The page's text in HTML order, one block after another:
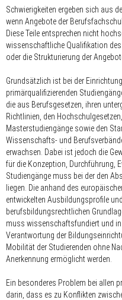
Schwierigkeiten ergeben sich aus
wenn Angebote der
Diese Teile entsprechen nicht
wissenschaftliche Qualifikation
oder die Strukturierung der
Grundsätzlich ist bei der
primärqualifizierenden
die aus Berufsgesetzen, ihren
Richtlinien, den
Masterstudiengänge sowie den
Wissenschafts- und
erwachsen. Dabei ist jedoch die
für die Konzeption, Durchführung,
Studiengänge muss bei der den
liegen. Die anhand des
entwickelten Ausbildungsprofile
berufsbildungsrechtlichen
muss wissenschaftsfundiert und
Verantwortung der
Mobilität der Studierenden ohne
Anerkennung ermöglicht werden.
Ein besonderes Problem bei allen
darin, dass es zu Konflikten